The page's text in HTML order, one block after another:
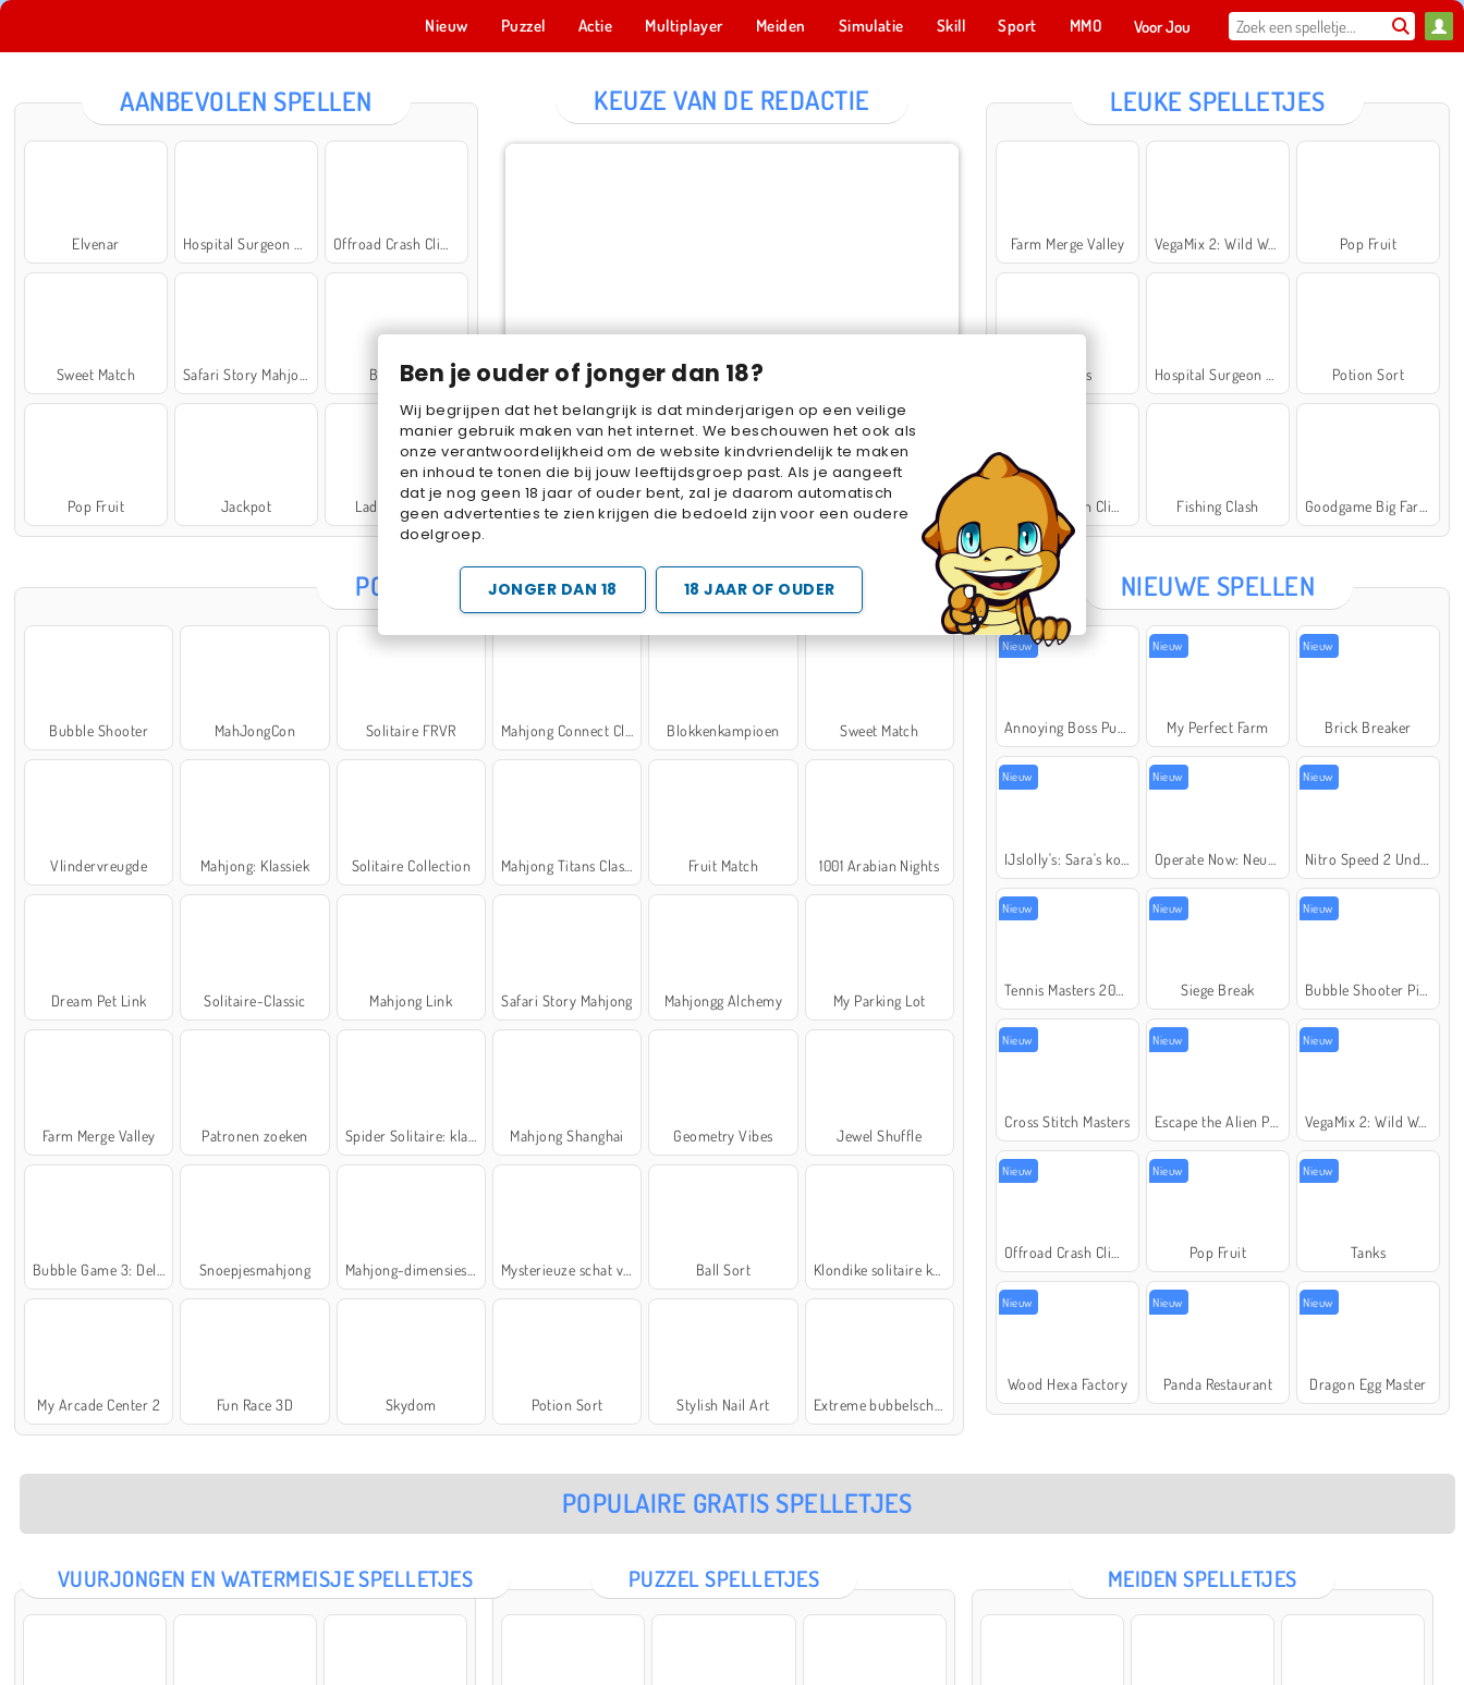
Ben je ouder of jonger dan 18?
Wij begrijpen dat het belangrijk is dat minderjarigen op een veilige
manier gebruik maken van het internet. We beschouwen het ook als
onze verantwoordelijkheid om de website kindvriendelijk te maken
en inhoud te tonen die bij jouw leeftijdsgroep past. Als je aangeeft
dat je nog geen 18 jaar of ouder bent, zal je daarom automatisch
geen advertenties te zien krijgen die bedoeld zijn voor een oudere
doelgroep.
JONGER DAN 18 18 JAAR OF OUDER
Nieuw Puzzel Actie Multiplayer Meiden Simulatie Skill Sport MMO Voor Jou
AANBEVOLEN SPELLEN
Elvenar
Sweet Match Ball Sort
Pop Fruit Jackpot Lady Popular
KEUZE VAN DE REDACTIE
Cake Merge 2 Cross Stitch Masters
Cake Merge 2 Marble Sort Star Stable
LEUKE SPELLETJES
Farm Merge Valley VegaMix 2: Wild West Pop Fruit
Bubbits Potion Sort
Fishing Clash
POPULAIRE SPELLETJES
Bubble Shooter MahJongCon Solitaire FRVR Mahjong Connect Classic Blokkenkampioen Sweet Match
Vlindervreugde Mahjong: Klassiek Solitaire Collection Fruit Match 1001 Arabian Nights
Dream Pet Link Solitaire-Classic Mahjong Link Safari Story Mahjong Mahjongg Alchemy My Parking Lot
Farm Merge Valley Patronen zoeken Mahjong Shanghai Geometry Vibes Jewel Shuffle
Bubble Game 3: Deluxe Snoepjesmahjong Mahjong-dimensies: 900 seconden Mysterieuze schat van de zee Ball Sort Klondike solitaire kaartspel
My Arcade Center 2 Fun Race 3D Skydom Potion Sort Stylish Nail Art
NIEUWE SPELLEN
Nieuw Nieuw
My Perfect Farm
Nieuw
Brick Breaker
Nieuw Nieuw Nieuw
Nieuw Nieuw
Siege Break
Nieuw
Nieuw
Cross Stitch Masters
Nieuw Nieuw
VegaMix 2: Wild West
Nieuw Nieuw
Pop Fruit
Nieuw
Tanks
Nieuw
Wood Hexa Factory
Nieuw
Panda Restaurant
Nieuw
Dragon Egg Master
POPULAIRE GRATIS SPELLETJES
VUURJONGEN EN WATERMEISJE SPELLETJES PUZZEL SPELLETJES MEIDEN SPELLETJES